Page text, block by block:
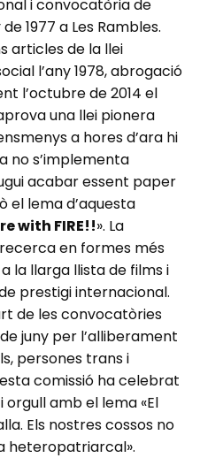
i convocatòria de
1977 a Les Rambles.
articles de la llei
l’any 1978, abrogació
l’octubre de 2014 el
una llei pionera
a hores d’ara hi
no s’implementa
acabar essent paper
el lema d’aquesta
with FIRE!!». La
en formes més
la llarga llista de films i
prestigi internacional.
de les convocatòries
juny per l’alliberament
persones trans i
comissió ha celebrat
orgull amb el lema «El
Els nostres cossos no
heteropatriarcal».